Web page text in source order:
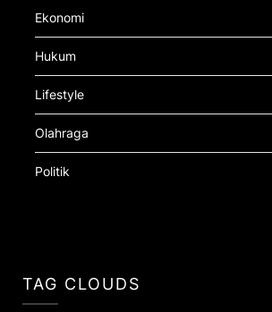
Ekonomi
Hukum
Lifestyle
Olahraga
Politik
TAG CLOUDS